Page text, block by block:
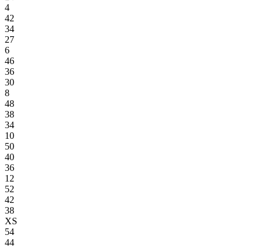
4
42
34
27
6
46
36
30
8
48
38
34
10
50
40
36
12
52
42
38
XS
54
44